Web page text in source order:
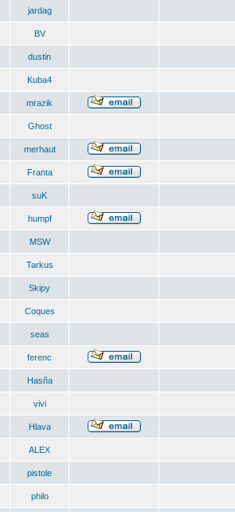
jardag
BV
dustin
Kuba4
mrazik
Ghost
merhaut
Franta
suK
humpf
MSW
Tarkus
Skipy
Coques
seas
ferenc
Hasňa
vivi
Hlava
ALEX
pistole
philo